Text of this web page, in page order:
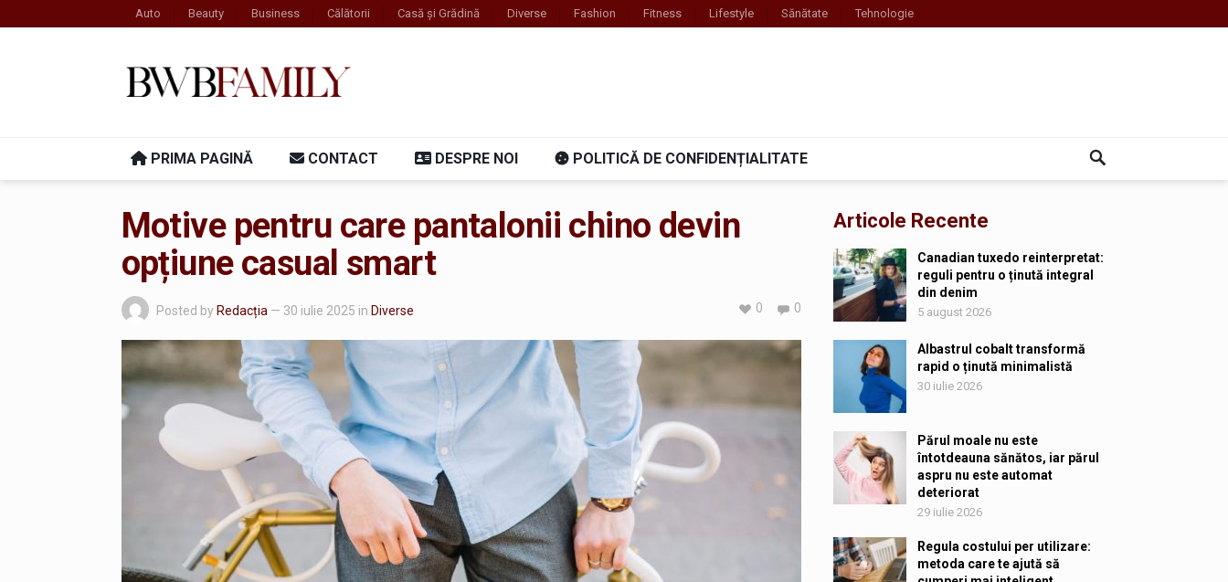
Auto Beauty Business Călătorii Casă și Grădină Diverse Fashion Fitness Lifestyle Sănătate Tehnologie
PRIMA PAGINĂ CONTACT DESPRE NOI POLITICĂ DE CONFIDENȚIALITATE
Motive pentru care pantalonii chino devin
opțiune casual smart
Posted by Redacția — 30 iulie 2025 in Diverse 0
0
Articole Recente
Canadian tuxedo reinterpretat:
reguli pentru o ținută integral
din denim
5 august 2026
Albastrul cobalt transformă
rapid o ținută minimalistă
30 iulie 2026
Părul moale nu este
întotdeauna sănătos, iar părul
aspru nu este automat
deteriorat
29 iulie 2026
Regula costului per utilizare:
metoda care te ajută să